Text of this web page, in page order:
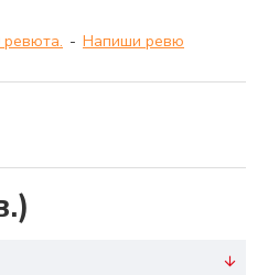
- Напиши ревю